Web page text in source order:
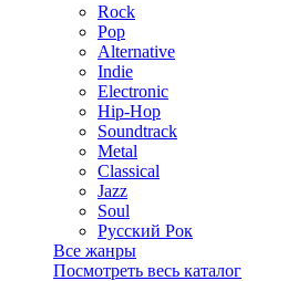
Rock
Pop
Alternative
Indie
Electronic
Hip-Hop
Soundtrack
Metal
Classical
Jazz
Soul
Русский Рок
Все жанры
Посмотреть весь каталог